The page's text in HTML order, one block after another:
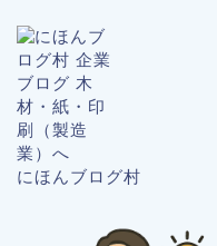
にほんブログ村